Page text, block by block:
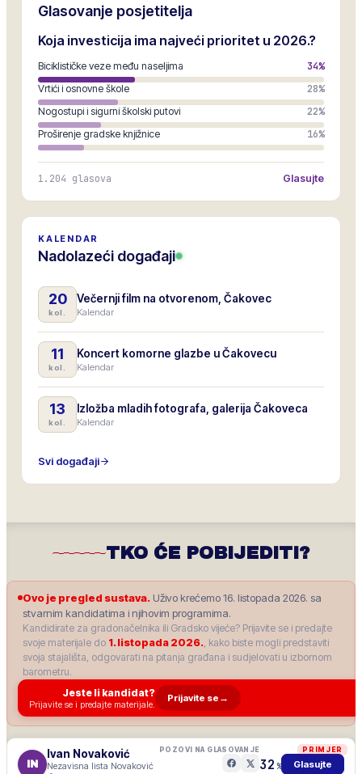
Glasovanje posjetitelja
Koja investicija ima najveći prioritet u 2026.?
Biciklističke veze među naseljima 34%
Vrtići i osnovne škole 28%
Nogostupi i sigurni školski putovi 22%
Proširenje gradske knjižnice 16%
1.204 glasova Glasujte
KALENDAR
Nadolazeći događaji
20
kol.
Večernji film na otvorenom, Čakovec
Kalendar
11
kol.
Koncert komorne glazbe u Čakovecu
Kalendar
13
kol.
Izložba mladih fotografa, galerija Čakoveca
Kalendar
Svi događaji
TKO ĆE POBIJEDITI?
Ovo je pregled sustava. Uživo krećemo 16. listopada 2026. sa
stvarnim kandidatima i njihovim programima.
Kandidirate za gradonačelnika ili Gradsko vijeće? Prijavite se i predajte
svoje materijale do 1. listopada 2026., kako biste mogli predstaviti
svoja stajališta, odgovarati na pitanja građana i sudjelovati u izbornom
barometru.
Jeste li kandidat?
Prijavite se i predajte materijale.
Prijavite se →
PRIMJER
IN
Ivan Novaković
Nezavisna lista Novaković
POZOVI NA GLASOVANJE
32 % Glasujte